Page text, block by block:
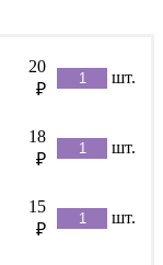
20
₽
шт.
18
₽
шт.
15
₽
шт.